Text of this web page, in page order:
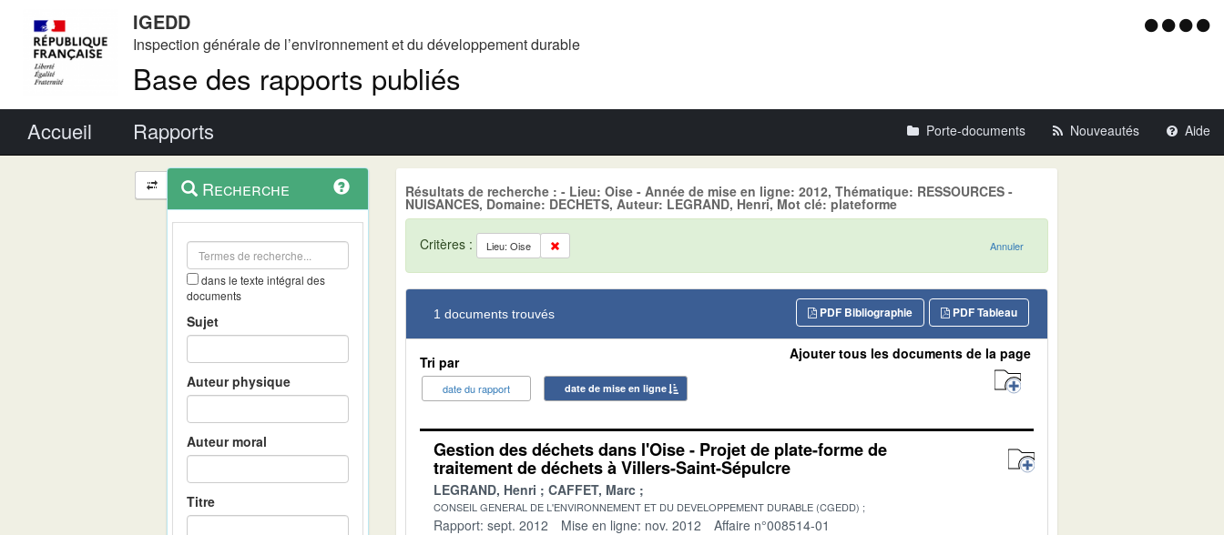
IGEDD
Inspection générale de l’environnement et du développement durable
Base des rapports publiés
Menu
Accueil Rapports Porte-documents Nouveautés Aide
Navigation
et
outils
contextuel
Recherche
dans le texte intégral des
documents
Sujet
Auteur physique
Auteur moral
Titre
Résultats de recherche : - Lieu: Oise - Année de mise en ligne: 2012, Thématique: RESSOURCES -
NUISANCES, Domaine: DECHETS, Auteur: LEGRAND, Henri, Mot clé: plateforme
Critères : Lieu: Oise Annuler
1 documents trouvés PDF Tableau
PDF Bibliographie
Tri par
date du rapport date de mise en ligne
Ajouter tous les documents de la page
Gestion des déchets dans l'Oise - Projet de plate-forme de
traitement de déchets à Villers-Saint-Sépulcre
LEGRAND, Henri CAFFET, Marc
CONSEIL GENERAL DE L'ENVIRONNEMENT ET DU DEVELOPPEMENT DURABLE (CGEDD)
Rapport: sept. 2012 Mise en ligne: nov. 2012 Affaire n°008514-01